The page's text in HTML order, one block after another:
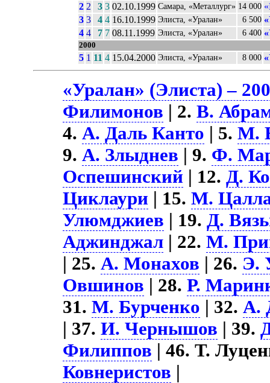
2 2 3 3 02.10.1999 Самара, «Металлург» 14 000
3 3 4 4 16.10.1999 Элиста, «Уралан» 6 500
4 4 7 7 08.11.1999 Элиста, «Уралан» 6 400
2000
5 1 11 4 15.04.2000 Элиста, «Уралан» 8 000
«Уралан» (Элиста) –
Филимонов | 2.В.
4.А. Даль Канто | 5.М.
9.А. Злыднев | 9. Ф.
Оспешинский | 12.Д.
Циклаури | 15.М.
Улюмджиев | 19.Д.
Аджинджал | 22.М.
| 25.А. Монахов | 26. Э.
Овшинов | 28.Р.
31.М. Бурченко | 32.А.
| 37.И. Чернышов | 39.
Филиппов | 46. Т.
Ковнеристов |